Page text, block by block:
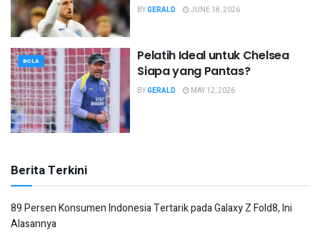
BYGERALD JUNE 18, 2026
BOLA
Pelatih Ideal untuk Chelsea
Siapa yang Pantas?
BYGERALD MAY 12, 2026
Berita Terkini
89 Persen Konsumen Indonesia Tertarik pada Galaxy Z Fold8, Ini
Alasannya